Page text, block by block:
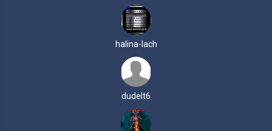
halina-lach
dudelt6